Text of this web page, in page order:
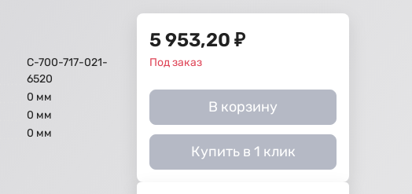
C-700-717-021-
6520
0 мм
0 мм
0 мм
5 953,20 ₽
Под заказ
В корзину
Купить в 1 клик